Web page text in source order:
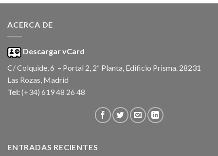
ACERCA DE
Descargar vCard
C/ Colquide, 6 – Portal 2, 2ª Planta, Edificio Prisma. 28231
Las Rozas, Madrid
Tel: (+34) 619 48 26 48
ENTRADAS RECIENTES